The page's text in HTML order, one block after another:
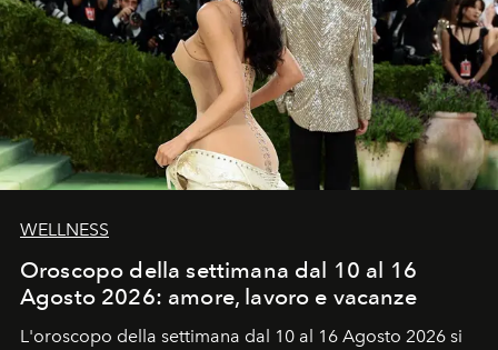
WELLNESS
Oroscopo della settimana dal 10 al 16
Agosto 2026: amore, lavoro e vacanze
L'oroscopo della settimana dal 10 al 16 Agosto 2026 si